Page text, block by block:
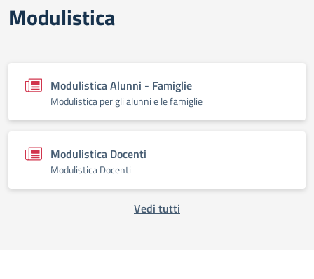
Modulistica
Modulistica Alunni - Famiglie
Modulistica per gli alunni e le famiglie
Modulistica Docenti
Modulistica Docenti
Vedi tutti